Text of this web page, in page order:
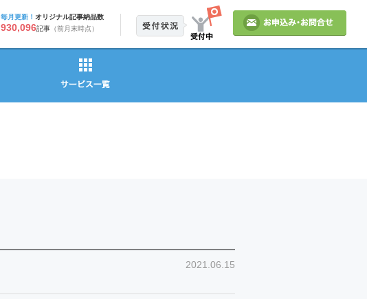
毎月更新！ オリジナル記事納品数
930,096記事 （前月末時点）
2021.06.15